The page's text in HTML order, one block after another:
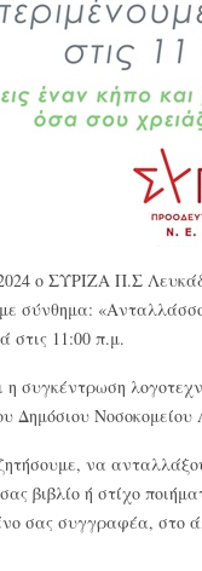
ο ΣΥΡΙΖΑ Π.Σ
σύνθημα:
στις 11:00 π.μ.
η συγκέντρωση
Δημόσιου Νοσοκομείου
να
βιβλίο ή στίχο
σας συγγραφέα, στο